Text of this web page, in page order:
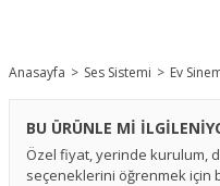
Anasayfa Ses Sistemi Ev
BU ÜRÜNLE Mİ
Özel fiyat, yerinde kurulum,
seçeneklerini öğrenmek için